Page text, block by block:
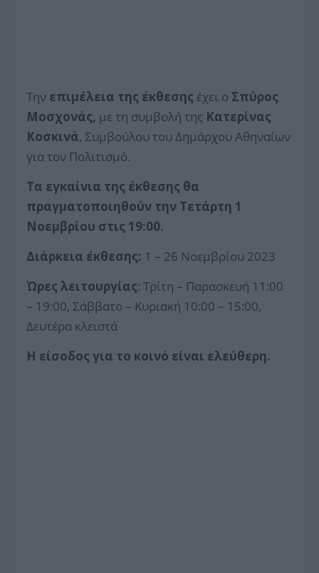
Την επιμέλεια της έκθεσης έχει ο Σπύρος
Μοσχονάς, με τη συμβολή της Κατερίνας
Κοσκινά, Συμβούλου του Δημάρχου Αθηναίων
για τον Πολιτισμό.
Τα εγκαίνια της έκθεσης θα
πραγματοποιηθούν την Τετάρτη 1
Νοεμβρίου στις 19:00.
Διάρκεια έκθεσης: 1 – 26 Νοεμβρίου 2023
Ώρες λειτουργίας: Τρίτη – Παρασκευή 11:00
– 19:00, Σάββατο – Κυριακή 10:00 – 15:00,
Δευτέρα κλειστά
Η είσοδος για το κοινό είναι ελεύθερη.